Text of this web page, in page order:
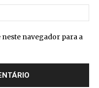
neste navegador para a